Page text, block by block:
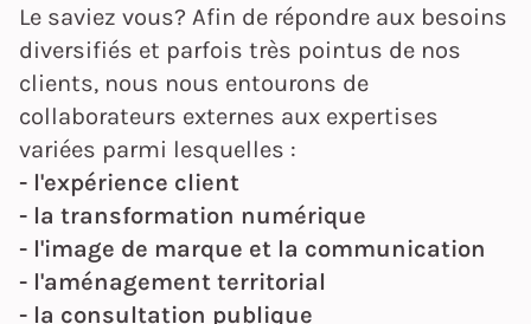
Le saviez vous? Afin de répondre aux besoins
diversifiés et parfois très pointus de nos
clients, nous nous entourons de
collaborateurs externes aux expertises
variées parmi lesquelles :
- l'expérience client
- la transformation numérique
- l'image de marque et la communication
- l'aménagement territorial
- la consultation publique